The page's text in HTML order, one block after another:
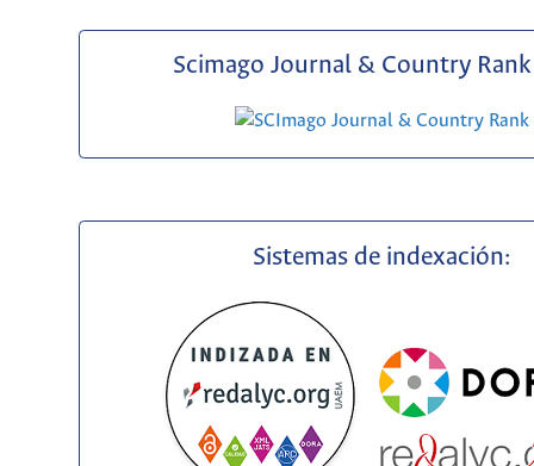
Scimago Journal & Country Rank
Sistemas de indexación: